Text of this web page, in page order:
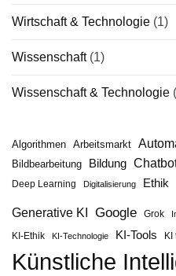
Wirtschaft & Technologie (1)
Wissenschaft(1)
Wissenschaft & Technologie
Algorithmen Arbeitsmarkt
Bildbearbeitung Bildung
Deep Learning Digitalisierung Ethik
Generative KI Google Grok
KI-Ethik KI-Technologie KI-Tools
Künstliche